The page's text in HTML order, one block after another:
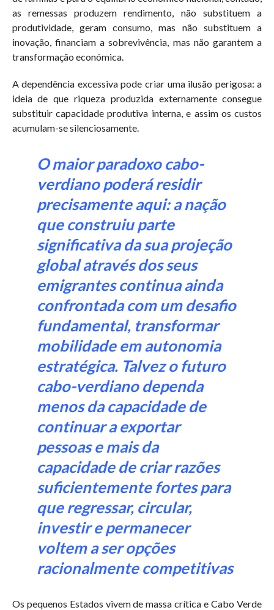
as remessas produzem rendimento, não substituem a
produtividade, geram consumo, mas não substituem a
inovação, financiam a sobrevivência, mas não garantem a
transformação económica.
A dependência excessiva pode criar uma ilusão perigosa: a
ideia de que riqueza produzida externamente consegue
substituir capacidade produtiva interna, e assim os custos
acumulam-se silenciosamente.
O maior paradoxo cabo-
verdiano poderá residir
precisamente aqui: a nação
que construiu parte
significativa da sua projeção
global através dos seus
emigrantes continua ainda
confrontada com um desafio
fundamental, transformar
mobilidade em autonomia
estratégica. Talvez o futuro
cabo-verdiano dependa
menos da capacidade de
continuar a exportar
pessoas e mais da
capacidade de criar razões
suficientemente fortes para
que regressar, circular,
investir e permanecer
voltem a ser opções
racionalmente competitivas
Os pequenos Estados vivem de massa crítica e Cabo Verde